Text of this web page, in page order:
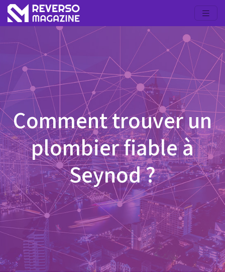
Comment trouver un
plombier fiable à
Seynod ?